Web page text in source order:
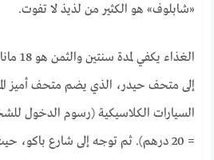
«شابلوف» هو الكثير من لذيذ لا تفوت.
إلى متحف حيدر، الذي يضم متحف أميز
= 20 درهم). ثم توجه إلى شارع باكو،